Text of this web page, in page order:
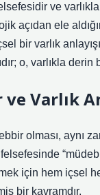
ve
açıdan ele
bir varlık
o, varlıkla
Varlık
olması, aynı
felsefesinde
için hem içsel
bir kavramdır.